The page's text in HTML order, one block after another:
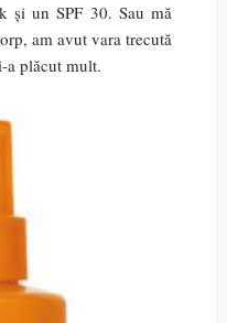
și un SPF 30. Sau mă
am avut vara trecută
a plăcut mult.